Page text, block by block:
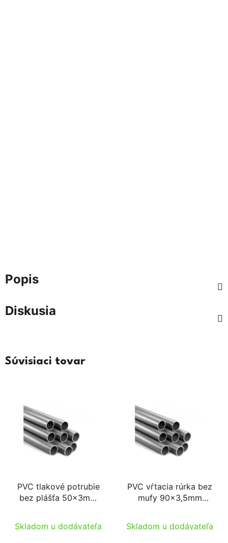
Popis
Diskusia
Súvisiaci tovar
PVC tlakové potrubie
bez plášťa 50x3mm
Skladom u dodávateľa
PVC vŕtacia rúrka bez
mufy 90x3,5mm
Skladom u dodávateľa